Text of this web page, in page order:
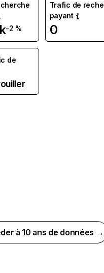
-2 %
Trafic de
payant
0
de
à 10 ans de données →